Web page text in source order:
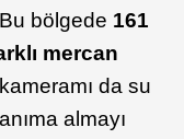
bölgede 161
mercan
da su
almayı